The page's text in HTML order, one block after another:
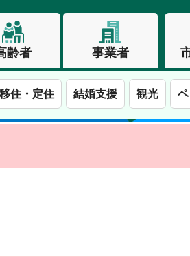
齢者 事業者
移住・定住 結婚支援 観光 ペ